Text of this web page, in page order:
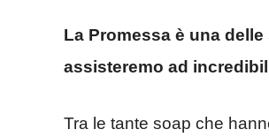
La Promessa è una
assisteremo ad
Tra le tante soap che